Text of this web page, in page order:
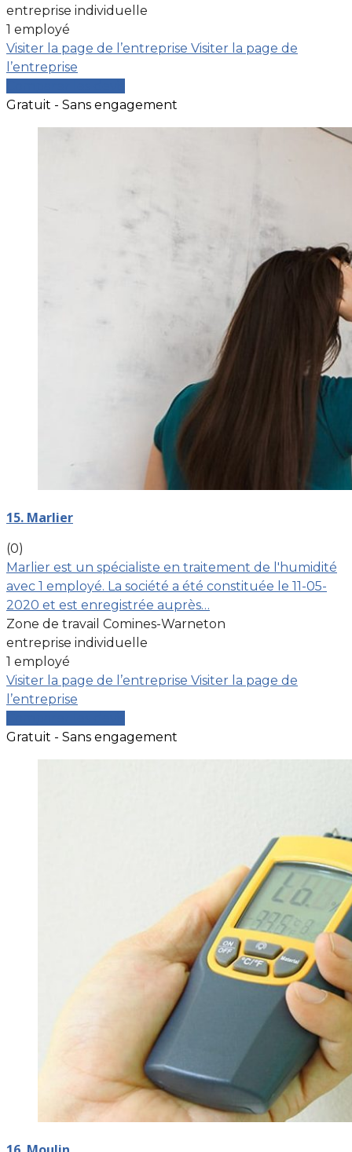
entreprise individuelle
1 employé
Visiter la page de l’entreprise Visiter la page de
l’entreprise
Gratuit - Sans engagement
15. Marlier
(0)
Marlier est un spécialiste en traitement de l'humidité
avec 1 employé. La société a été constituée le 11-05-
2020 et est enregistrée auprès…
Zone de travail Comines-Warneton
entreprise individuelle
1 employé
Visiter la page de l’entreprise Visiter la page de
l’entreprise
Gratuit - Sans engagement